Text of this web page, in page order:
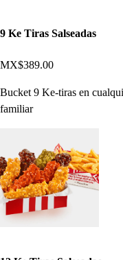
9 Ke Tiras Salseadas
MX$389.00
Bucket 9 Ke-tiras en
familiar